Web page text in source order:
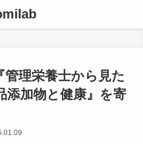
管理栄養士から見た
添加物と健康』を寄